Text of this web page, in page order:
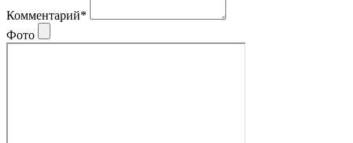
Комментарий*
Фото